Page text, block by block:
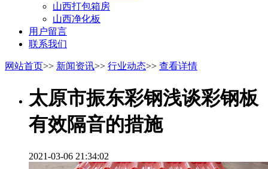
山西打包箱房
山西净化板
用户留言
联系我们
网站首页>> 新闻资讯>> 行业动态>> 查看详情
太原市振东彩钢浅谈彩钢板
有效隔音的措施
2021-03-06 21:34:02